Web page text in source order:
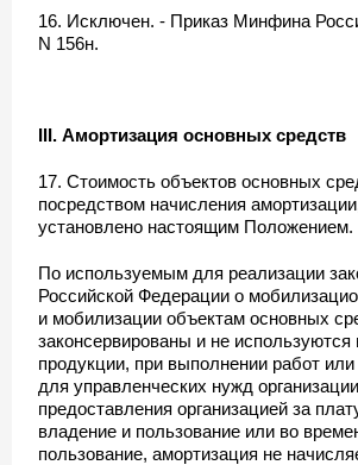
16. Исключен. - Приказ Минфина
N 156н.
III. Амортизация основных средств
17. Стоимость объектов основных
посредством начисления
установлено настоящим Положением.
По используемым для реализации
Российской Федерации о
и мобилизации объектам основных
законсервированы и не используются
продукции, при выполнении работ или
для управленческих нужд
предоставления организацией за
владение и пользование или во
пользование, амортизация не